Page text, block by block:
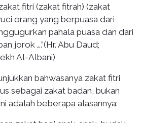
fitri (zakat fitrah) (zakat
orang yang berpuasa dari
pahala puasa dan dari
jorok ….”(Hr. Abu Daud;
Al-Albani)
bahwasanya zakat fitri
sebagai zakat badan, bukan
adalah beberapa alasannya: